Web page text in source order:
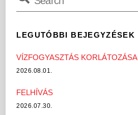
LEGUTÓBBI BEJEGYZÉSEK
VÍZFOGYASZTÁS KORLÁTOZÁSA
2026.08.01.
FELHÍVÁS
2026.07.30.